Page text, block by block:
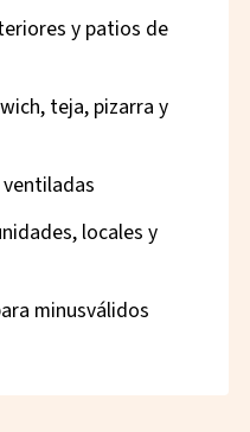
y patios de
teja, pizarra y
locales y
minusválidos